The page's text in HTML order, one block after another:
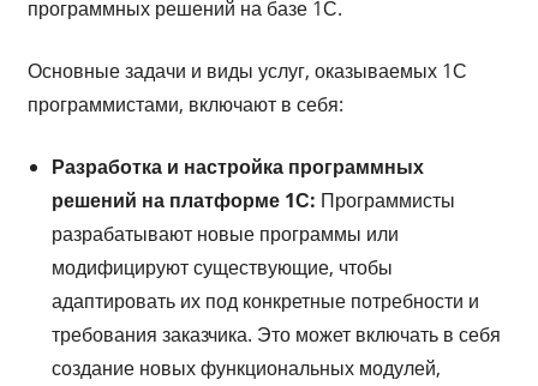
программных решений на базе 1С.
Основные задачи и виды услуг, оказываемых 1С
программистами, включают в себя:
Разработка и настройка программных
решений на платформе 1С: Программисты
разрабатывают новые программы или
модифицируют существующие, чтобы
адаптировать их под конкретные потребности и
требования заказчика. Это может включать в себя
создание новых функциональных модулей,